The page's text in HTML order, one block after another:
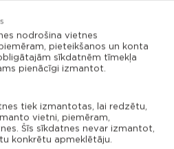
ASSOCIATIONS
nodrošina vietnes
pieteikšanos un konta
sīkdatnēm tīmekļa
pienācīgi izmantot.
tiek izmantotas, lai redzētu,
vietni, piemēram,
Šīs sīkdatnes nevar izmantot,
konkrētu apmeklētāju.